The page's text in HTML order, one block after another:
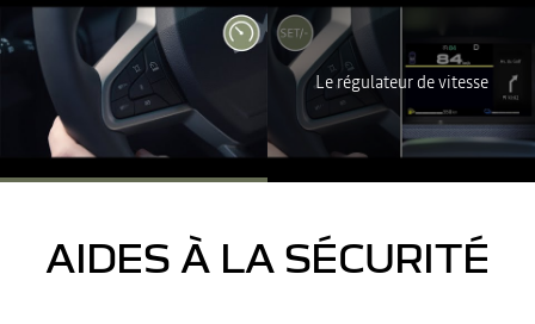
YouTube utilise des traceurs lors de la visualisation de vidéos
hébergées sur son site, afin de personnaliser les annonces. Pour
regarder cette vidéo, vous devez autoriser les cookies sociaux sur
notre site. Vous pouvez revenir sur votre choix à tout moment. Plus
d'informations sur la Politique de cookie YouTube :
https://www.google.fr/intl/fr/policies/privacy
JE REFUSE
Le régulateur de vitesse
AIDES À LA SÉCURITÉ